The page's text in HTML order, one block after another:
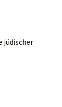
jüdischer